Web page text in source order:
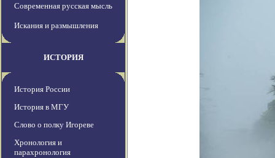
Современная русская мысль
Искания и размышления
ИСТОРИЯ
История России
История в МГУ
Слово о полку Игореве
Хронология и
парахронология